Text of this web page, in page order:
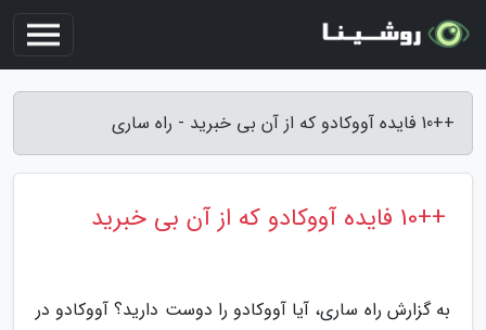
++10 فایده آووکادو که از آن بی خبرید - راه ساری
++10 فایده آووکادو که از آن بی خبرید
به گزارش راه ساری، آیا آووکادو را دوست دارید؟ آووکادو در